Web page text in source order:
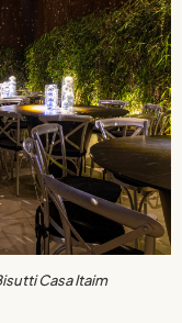
Casa Itaim